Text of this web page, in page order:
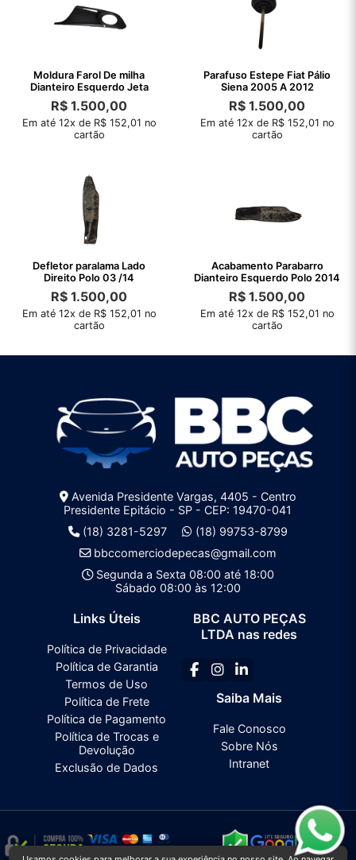
Moldura Farol De milha
Dianteiro Esquerdo Jeta
R$ 1.500,00
Em até 12x de R$ 152,01 no
cartão
Parafuso Estepe Fiat Pálio
Siena 2005 A 2012
R$ 1.500,00
Em até 12x de R$ 152,01 no
cartão
Defletor paralama Lado
Direito Polo 03 /14
R$ 1.500,00
Em até 12x de R$ 152,01 no
cartão
Acabamento Parabarro
Dianteiro Esquerdo Polo 2014
R$ 1.500,00
Em até 12x de R$ 152,01 no
cartão
Avenida Presidente Vargas, 4405 - Centro
Presidente Epitácio - SP - CEP: 19470-041
(18) 3281-5297
(18) 99753-8799
bbccomerciodepecas@gmail.com
Segunda a Sexta 08:00 até 18:00
Sábado 08:00 às 12:00
Links Úteis
Política de Privacidade
Política de Garantia
Termos de Uso
Política de Frete
Política de Pagamento
Política de Trocas e
Devolução
Exclusão de Dados
BBC AUTO PEÇAS
LTDA nas redes
Saiba Mais
Fale Conosco
Sobre Nós
Intranet